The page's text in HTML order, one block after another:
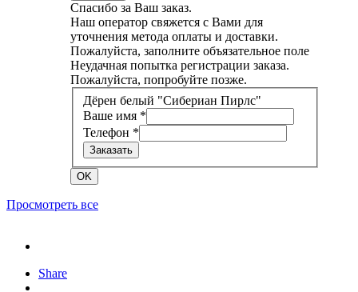
Спасибо за Ваш заказ.
Наш оператор свяжется с Вами для
уточнения метода оплаты и доставки.
Пожалуйста, заполните объязательное поле
Неудачная попытка регистрации заказа.
Пожалуйста, попробуйте позже.
Дёрен белый "Сибериан Пирлс"
Ваше имя *
Телефон *
Заказать
OK
Просмотреть все
Share